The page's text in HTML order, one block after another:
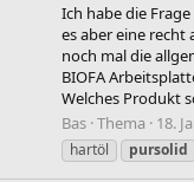
Ich habe die
es aber eine recht
noch mal die
BIOFA
Welches Produkt
Bas Thema 18.
hartöl
pursolid